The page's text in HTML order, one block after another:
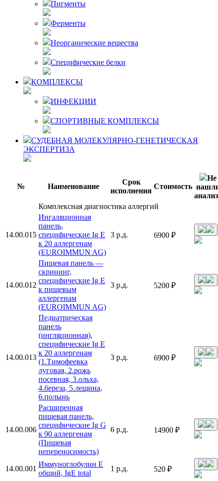
Пигменты
Ферменты
Неорганические вещества
Специфические белки
КОМПЛЕКСЫ
ИНФЕКЦИИ
СПОРТИВНЫЕ КОМПЛЕКСЫ
СУДЕБНАЯ МОЛЕКУЛЯРНО-ГЕНЕТИЧЕСКАЯ
ЭКСПЕРТИЗА
№ Наименование
Срок
исполнения
Стоимость
Не
Комплексная диагностика аллергий
14.00.015
Ингаляционная
панель,
специфические Ig E
к 20 аллергенам
(EUROIMMUN AG)
3 р.д. 6900 ₽
14.00.012
Пищевая панель —
скрининг,
специфические Ig E
к пищевым
аллергенам
(EUROIMMUN AG)
3 р.д. 5200 ₽
14.00.013
Педиатрическая
панель
(ингляционная),
специфические Ig E
к 20 аллергенам
(1.Тимофеевка
луговая, 2.рожь
посевная, 3.ольха,
4.береза, 5.лещина,
6.полынь
3 р.д. 6900 ₽
14.00.006
Расширенная
пищевая панель,
специфические Ig G
к 90 аллергенам
(Пищевая
непереносимость)
6 р.д. 14900 ₽
14.00.001
Иммуноглобулин Е
общий, IgE total
1 р.д. 520 ₽